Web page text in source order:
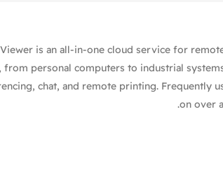
is an all-in-one cloud service for
from personal computers to industrial
chat, and remote printing. Frequently
on over